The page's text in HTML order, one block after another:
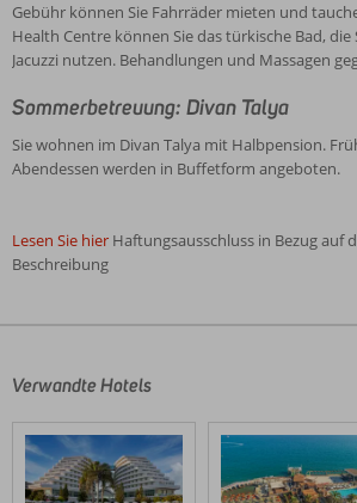
Gebühr können Sie Fahrräder mieten und
Health Centre können Sie das türkische Bad,
Jacuzzi nutzen. Behandlungen und Massagen
Sommerbetreuung: Divan Talya
Sie wohnen im Divan Talya mit Halbpension.
Abendessen werden in Buffetform angeboten.
Lesen Sie hier Haftungsausschluss in Bezug auf
Beschreibung
von
Gästen
nach
ihrem
Verwandte Hotels